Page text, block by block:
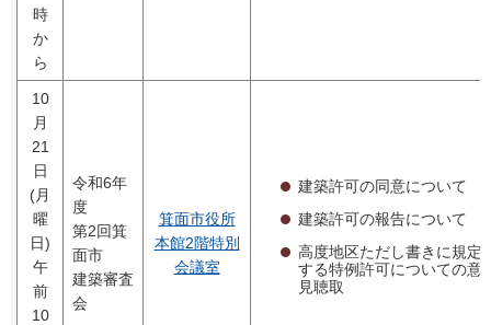
時
か
ら
10
月
21
日
(月
曜
日)
午
前
10
令和6年
度
第2回箕
面市
建築審査
会
箕面市役所
本館2階特別
会議室
建築許可の同意について
建築許可の報告について
高度地区ただし書きに規定
する特例許可についての意
見聴取